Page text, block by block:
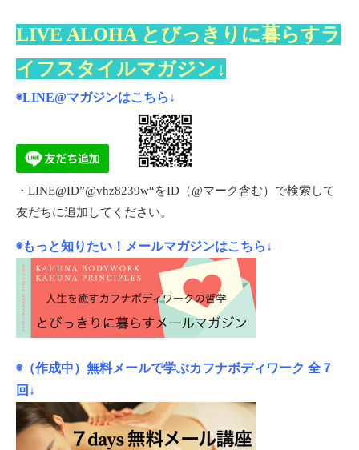
LIVE ALOHA とびっきりに暮らすラ
イフスタイルマガジン↓
◉LINE@マガジンはこちら ↓
・LINE@ID”@vhz8239w“をID（@マーク含む）で検索して
友だちに追加してください。
◉もっと知りたい！メールマガジンはこちら↓
◉（作成中）無料メールで学ぶカフナボディワーク 全７
回↓